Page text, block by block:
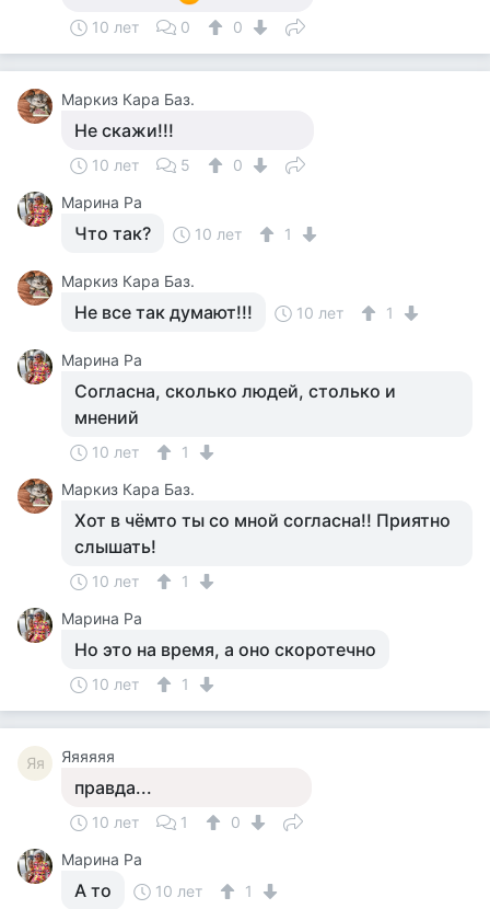
10 лет 0 0
Маркиз Кара Баз.
Не скажи!!!
10 лет 5
0
Марина Ра
Что так? 10 лет 1
Маркиз Кара Баз.
Не все так думают!!! 10 лет 1
Марина Ра
Согласна, сколько людей, столько и
мнений
10 лет
1
Маркиз Кара Баз.
Хот в чёмто ты со мной согласна!! Приятно
слышать!
10 лет
1
Марина Ра
Но это на время, а оно скоротечно
10 лет 1
Яя Яяяяяя
правда...
10 лет 1
0
Марина Ра
А то 10 лет 1